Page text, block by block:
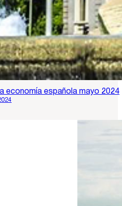
economía española mayo 2024